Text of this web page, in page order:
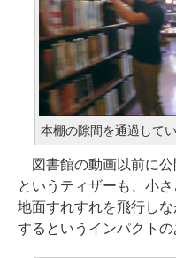
本棚の隙間を通過して
図書館の動画以前に公
というティザーも、小
地面すれすれを飛行し
するというインパクトの